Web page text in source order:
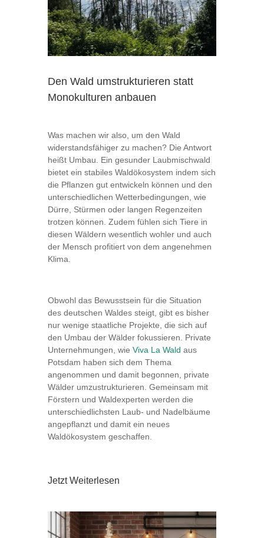
Den Wald umstrukturieren statt
Monokulturen anbauen
Was machen wir also, um den Wald
widerstandsfähiger zu machen? Die Antwort
heißt Umbau. Ein gesunder Laubmischwald
bietet ein stabiles Waldökosystem indem sich
die Pflanzen gut entwickeln können und den
unterschiedlichen Wetterbedingungen, wie
Dürre, Stürmen oder langen Regenzeiten
trotzen können. Zudem fühlen sich Tiere in
diesen Wäldern wesentlich wohler und auch
der Mensch profitiert von dem angenehmen
Klima.
Obwohl das Bewusstsein für die Situation
des deutschen Waldes steigt, gibt es bisher
nur wenige staatliche Projekte, die sich auf
den Umbau der Wälder fokussieren. Private
Unternehmungen, wie Viva La Wald aus
Potsdam haben sich dem Thema
angenommen und damit begonnen, private
Wälder umzustrukturieren. Gemeinsam mit
Förstern und Waldexperten werden die
unterschiedlichsten Laub- und Nadelbäume
angepflanzt und damit ein neues
Waldökosystem geschaffen.
Jetzt Weiterlesen